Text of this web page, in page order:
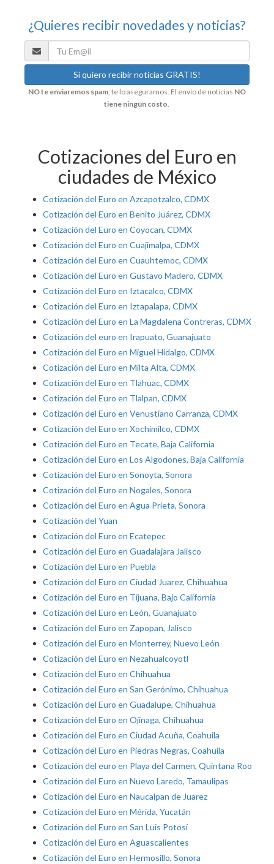
¿Quieres recibir novedades y noticias?
NO te enviaremos spam, te lo aseguramos. El envío de noticias NO
tiene ningún costo.
Cotizaciones del Euro en
ciudades de México
Cotización del Euro en Azcapotzalco, CDMX
Cotización del Euro en Benito Juárez, CDMX
Cotización del Euro en Coyocan, CDMX
Cotización del Euro en Cuajimalpa, CDMX
Cotización del Euro en Cuauhtemoc, CDMX
Cotización del Euro en Gustavo Madero, CDMX
Cotización del Euro en Iztacalco, CDMX
Cotización del Euro en Iztapalapa, CDMX
Cotización del Euro en La Magdalena Contreras, CDMX
Cotización del euro en Irapuato, Guanajuato
Cotización del Euro en Miguel Hidalgo, CDMX
Cotización del Euro en Milta Alta, CDMX
Cotización del Euro en Tlahuac, CDMX
Cotización del Euro en Tlalpan, CDMX
Cotización del Euro en Venustiano Carranza, CDMX
Cotización del Euro en Xochimilco, CDMX
Cotización del Euro en Tecate, Baja California
Cotización del Euro en Los Algodones, Baja California
Cotización del Euro en Sonoyta, Sonora
Cotización del Euro en Nogales, Sonora
Cotización del Euro en Agua Prieta, Sonora
Cotización del Yuan
Cotización del Euro en Ecatepec
Cotización del Euro en Guadalajara Jalisco
Cotización del Euro en Puebla
Cotización del Euro en Ciudad Juarez, Chihuahua
Cotización del Euro en Tijuana, Bajo California
Cotización del Euro en León, Guanajuato
Cotización del Euro en Zapopan, Jalisco
Cotización del Euro en Monterrey, Nuevo León
Cotización del Euro en Nezahualcoyotl
Cotización del Euro en Chihuahua
Cotización del Euro en San Gerónimo, Chihuahua
Cotización del Euro en Guadalupe, Chihuahua
Cotización del Euro en Ojinaga, Chihuahua
Cotización del Euro en Ciudad Acuña, Coahuila
Cotización del Euro en Piedras Negras, Coahuila
Cotización del euro en Playa del Carmen, Quintana Roo
Cotización del Euro en Nuevo Laredo, Tamaulipas
Cotización del Euro en Naucalpan de Juarez
Cotización del Euro en Mérida, Yucatán
Cotización del Euro en San Luis Potosí
Cotización del Euro en Aguascalientes
Cotización del Euro en Hermosillo, Sonora